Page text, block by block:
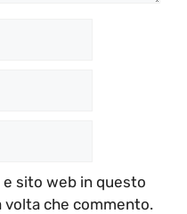
e sito web in questo
volta che commento.